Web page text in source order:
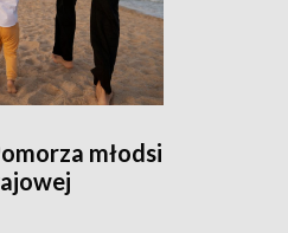
młodsi